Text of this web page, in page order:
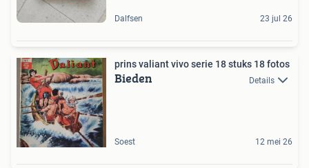
Dalfsen 23 jul 26
prins valiant vivo serie 18 stuks 18 fotos
Bieden Details
Soest 12 mei 26